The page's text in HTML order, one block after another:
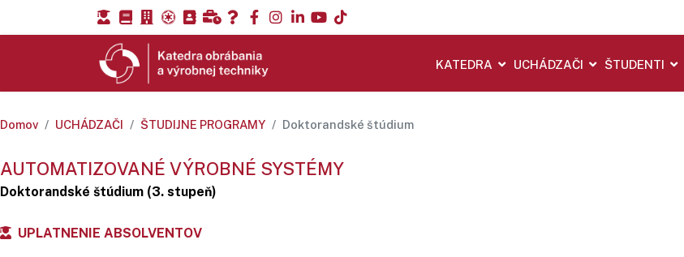
KATEDRA UCHÁDZAČI ŠTUDENTI
Domov UCHÁDZAČI ŠTUDIJNE PROGRAMY Doktorandské štúdium
AUTOMATIZOVANÉ VÝROBNÉ SYSTÉMY
Doktorandské štúdium (3. stupeň)
UPLATNENIE ABSOLVENTOV